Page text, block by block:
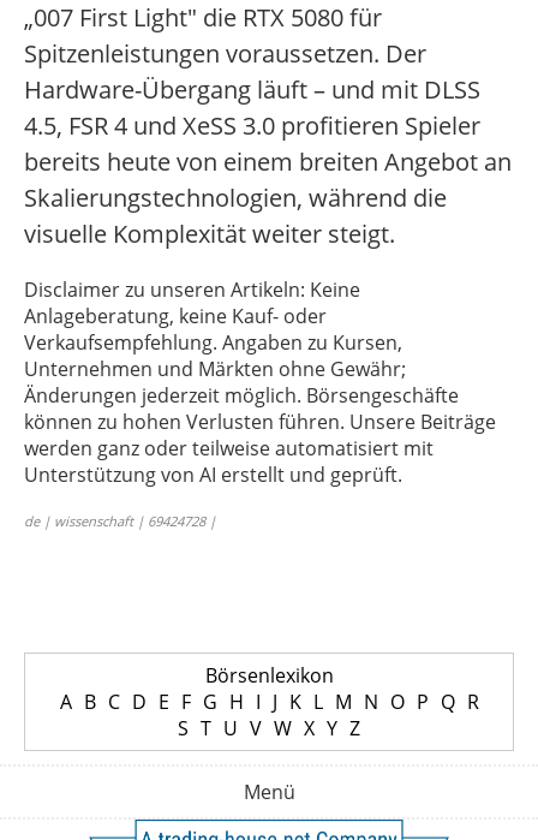
„007 First Light" die RTX 5080 für
Spitzenleistungen voraussetzen. Der
Hardware-Übergang läuft – und mit DLSS
4.5, FSR 4 und XeSS 3.0 profitieren Spieler
bereits heute von einem breiten Angebot an
Skalierungstechnologien, während die
visuelle Komplexität weiter steigt.
Disclaimer zu unseren Artikeln: Keine
Anlageberatung, keine Kauf- oder
Verkaufsempfehlung. Angaben zu Kursen,
Unternehmen und Märkten ohne Gewähr;
Änderungen jederzeit möglich. Börsengeschäfte
können zu hohen Verlusten führen. Unsere Beiträge
werden ganz oder teilweise automatisiert mit
Unterstützung von AI erstellt und geprüft.
de | wissenschaft | 69424728 |
Börsenlexikon
A B C D E F G H I J K L M N O P Q R
S T U V W X Y Z
Menü